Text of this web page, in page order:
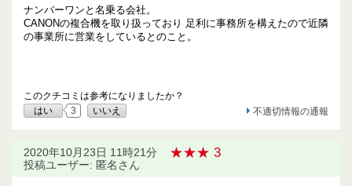
ナンバーワンと名乗る会社。
CANONの複合機を取り扱っており 足利に事務所を構えたので近隣
の事業所に営業をしているとのこと。
このクチコミは参考になりましたか？
はい
3 いいえ 不適切情報の通報
2020年10月23日 11時21分 ★★★ 3
投稿ユーザー: 匿名さん